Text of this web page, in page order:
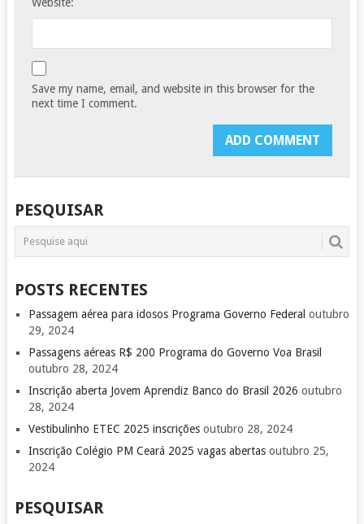
Save my name, email, and website in this browser for the
next time I comment.
PESQUISAR
POSTS RECENTES
Passagem aérea para idosos Programa Governo Federal outubro
29, 2024
Passagens aéreas R$ 200 Programa do Governo Voa Brasil
outubro 28, 2024
Inscrição aberta Jovem Aprendiz Banco do Brasil 2026 outubro
28, 2024
Vestibulinho ETEC 2025 inscrições outubro 28, 2024
Inscrição Colégio PM Ceará 2025 vagas abertas outubro 25,
2024
PESQUISAR